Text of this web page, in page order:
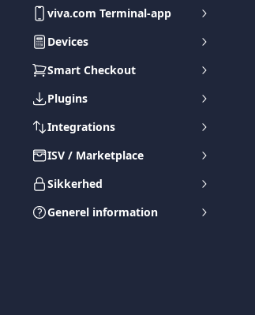
viva.com Terminal-app
Devices
Smart Checkout
Plugins
Integrations
ISV / Marketplace
Sikkerhed
Generel information